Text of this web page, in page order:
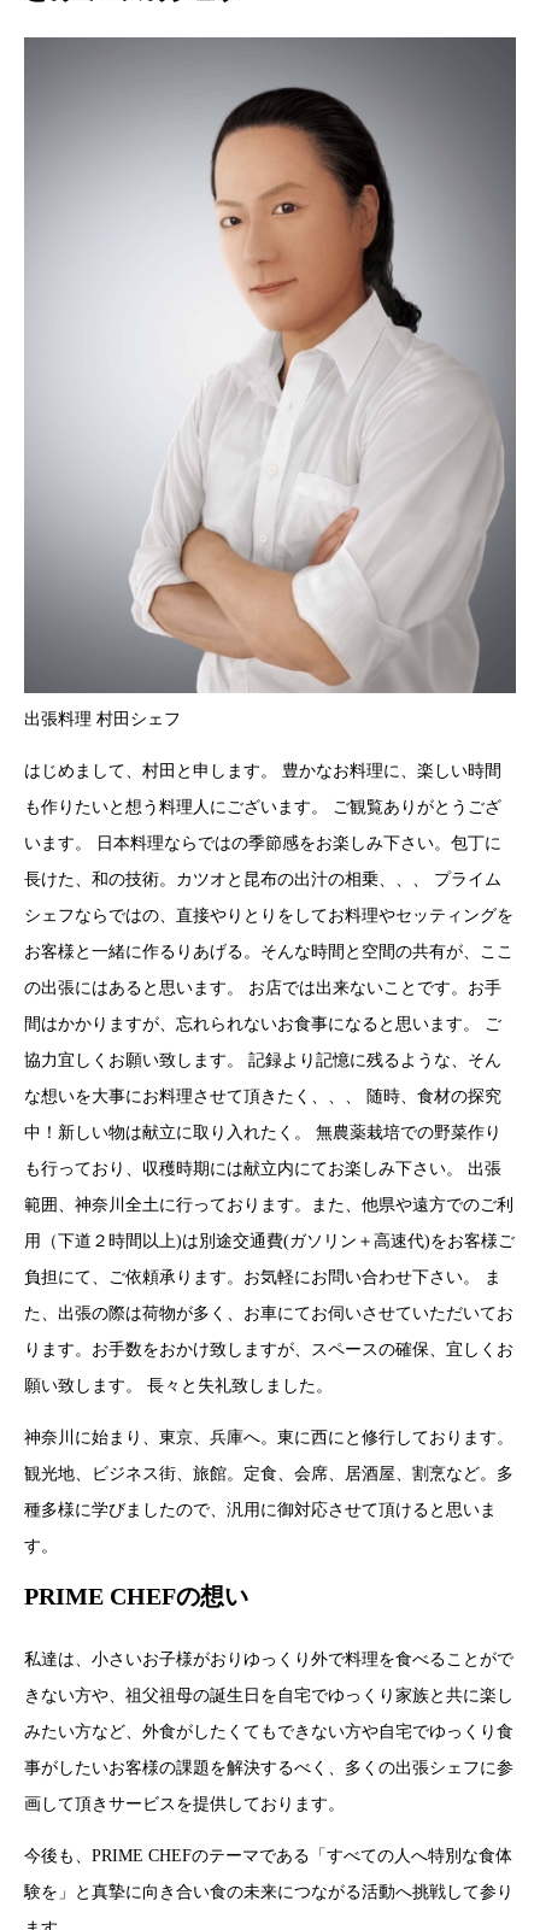
出張料理 村田シェフ
はじめまして、村田と申します。 豊かなお料理に、楽しい時間
も作りたいと想う料理人にございます。 ご観覧ありがとうござ
います。 日本料理ならではの季節感をお楽しみ下さい。包丁に
長けた、和の技術。カツオと昆布の出汁の相乗、、、 プライム
シェフならではの、直接やりとりをしてお料理やセッティングを
お客様と一緒に作るりあげる。そんな時間と空間の共有が、ここ
の出張にはあると思います。 お店では出来ないことです。お手
間はかかりますが、忘れられないお食事になると思います。 ご
協力宜しくお願い致します。 記録より記憶に残るような、そん
な想いを大事にお料理させて頂きたく、、、 随時、食材の探究
中！新しい物は献立に取り入れたく。 無農薬栽培での野菜作り
も行っており、収穫時期には献立内にてお楽しみ下さい。 出張
範囲、神奈川全土に行っております。また、他県や遠方でのご利
用（下道２時間以上)は別途交通費(ガソリン＋高速代)をお客様ご
負担にて、ご依頼承ります。お気軽にお問い合わせ下さい。 ま
た、出張の際は荷物が多く、お車にてお伺いさせていただいてお
ります。お手数をおかけ致しますが、スペースの確保、宜しくお
願い致します。 長々と失礼致しました。
神奈川に始まり、東京、兵庫へ。東に西にと修行しております。
観光地、ビジネス街、旅館。定食、会席、居酒屋、割烹など。多
種多様に学びましたので、汎用に御対応させて頂けると思いま
す。
PRIME CHEFの想い
私達は、小さいお子様がおりゆっくり外で料理を食べることがで
きない方や、祖父祖母の誕生日を自宅でゆっくり家族と共に楽し
みたい方など、外食がしたくてもできない方や自宅でゆっくり食
事がしたいお客様の課題を解決するべく、多くの出張シェフに参
画して頂きサービスを提供しております。
今後も、PRIME CHEFのテーマである「すべての人へ特別な食体
験を」と真摯に向き合い食の未来につながる活動へ挑戦して参り